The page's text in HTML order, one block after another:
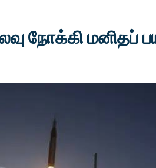
நோக்கி மனிதப்